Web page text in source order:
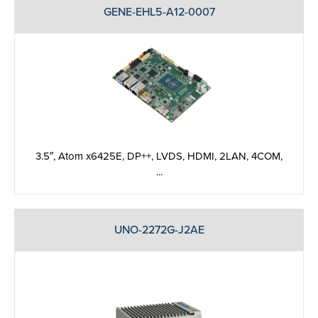
GENE-EHL5-A12-0007
3.5″, Atom x6425E, DP++, LVDS, HDMI, 2LAN, 4COM,
...
UNO-2272G-J2AE